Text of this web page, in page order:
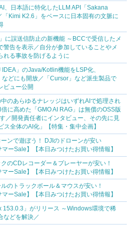
、日本語に特化したLLM API「Sakana
Kimi K2.6」をベースに日本固有の文脈に
」に誤送信防止の新機能 ～BCCで受信したメ
警告を表示／自分が参加していることやメ
れる事故を防げるように
IDEA」のJava/Kotlin機能をLSP化、
などにも開放／「Cursor」など派生製品で
ビュー公開
中のあらゆるナレッジはいずれAIで処理され
に高めた「GMO AI RAG」は無償のOSS版
／開発責任者にインタビュー、その先に見
全体のAI化」【特集・集中企画】
ンで遊ぼう！ DJIのドローンが安い
マーSale】【本日みつけたお買い得情報】
のCDレコーダー＆プレーヤーが安い！
マーSale】【本日みつけたお買い得情報】
のトラックボール＆マウスが安い！
マーSale】【本日みつけたお買い得情報】
153.0.3」がリリース ～Windows環境で稀
などを解決／